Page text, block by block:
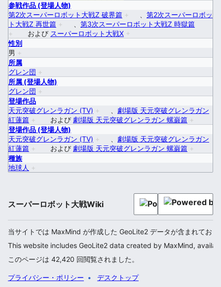
参戦作品 (登場人物)
第2次スーパーロボット大戦Z 破界篇 +
第2次スーパーロボッ
ト大戦Z 再世篇 +
第3次スーパーロボット大戦Z 時獄篇
+
および スーパーロボット大戦X +
性別
男 +
所属
グレン団 +
所属 (登場人物)
グレン団 +
登場作品
天元突破グレンラガン (TV) +
劇場版 天元突破グレンラガン
紅蓮篇 + および 劇場版 天元突破グレンラガン 螺巌篇 +
登場作品 (登場人物)
天元突破グレンラガン (TV) +
劇場版 天元突破グレンラガン
紅蓮篇 + および 劇場版 天元突破グレンラガン 螺巌篇 +
種族
地球人
+
スーパーロボット大戦Wiki
当サイトでは MaxMind が作成した GeoLite2 データが含まれてお
This website includes GeoLite2 data created by MaxMind,
このページは 42,420 回閲覧されました。
プライバシー・ポリシー デスクトップ